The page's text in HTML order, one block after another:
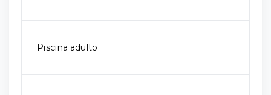
Piscina adulto